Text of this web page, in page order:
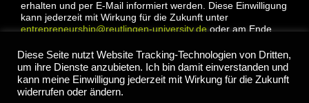
erhalten und per E-Mail informiert werden. Diese Einwilligung
kann jederzeit mit Wirkung für die Zukunft unter
entrepreneurship@reutlingen-university.deoder am Ende
Datenschutzbestimmung
Diese Seite nutzt Website Tracking-Technologien von Dritten,
um ihre Dienste anzubieten. Ich bin damit einverstanden und
kann meine Einwilligung jederzeit mit Wirkung für die Zukunft
widerrufen oder ändern.